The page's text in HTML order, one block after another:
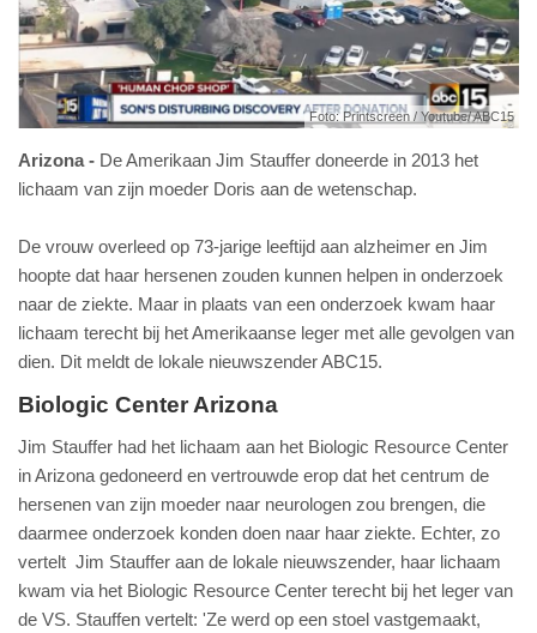
Foto: Printscreen / Youtube/ ABC15
Arizona
De Amerikaan Jim Stauffer doneerde in 2013 het
lichaam van zijn moeder Doris aan de wetenschap.
De vrouw overleed op 73-jarige leeftijd aan alzheimer en Jim
hoopte dat haar hersenen zouden kunnen helpen in onderzoek
naar de ziekte. Maar in plaats van een onderzoek kwam haar
lichaam terecht bij het Amerikaanse leger met alle gevolgen van
dien. Dit meldt de lokale nieuwszender ABC15.
Biologic Center Arizona
Jim Stauffer had het lichaam aan het Biologic Resource Center
in Arizona gedoneerd en vertrouwde erop dat het centrum de
hersenen van zijn moeder naar neurologen zou brengen, die
daarmee onderzoek konden doen naar haar ziekte. Echter, zo
vertelt Jim Stauffer aan de lokale nieuwszender, haar lichaam
kwam via het Biologic Resource Center terecht bij het leger van
de VS. Stauffen vertelt: 'Ze werd op een stoel vastgemaakt,